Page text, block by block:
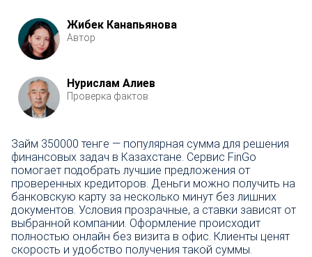
Жибек Канапьянова
Автор
Нурислам Алиев
Проверка фактов
Займ 350000 тенге — популярная сумма для решения
финансовых задач в Казахстане. Сервис FinGo
помогает подобрать лучшие предложения от
проверенных кредиторов. Деньги можно получить на
банковскую карту за несколько минут без лишних
документов. Условия прозрачные, а ставки зависят от
выбранной компании. Оформление происходит
полностью онлайн без визита в офис. Клиенты ценят
скорость и удобство получения такой суммы.